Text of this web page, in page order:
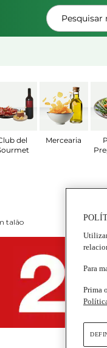
Pesquisar
del
Mercearia
talão
Para
Prima